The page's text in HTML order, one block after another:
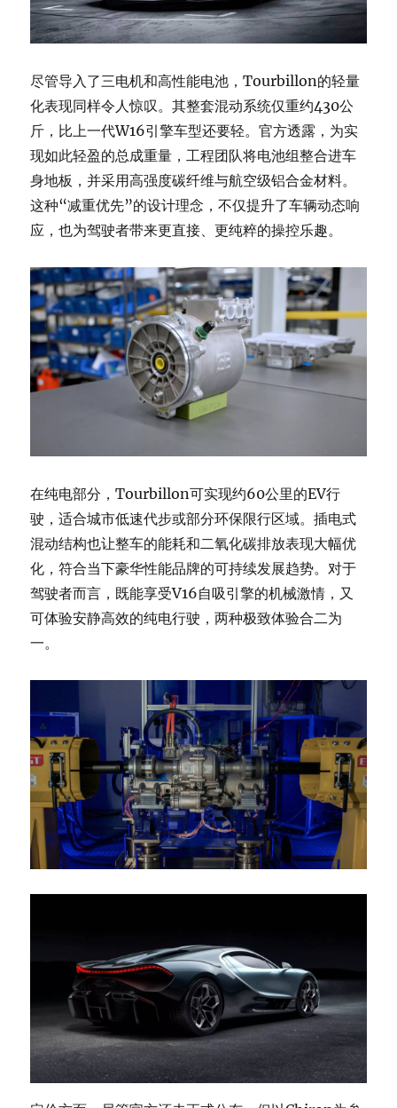
尽管导入了三电机和高性能电池，Tourbillon的轻量
化表现同样令人惊叹。其整套混动系统仅重约430公
斤，比上一代W16引擎车型还要轻。官方透露，为实
现如此轻盈的总成重量，工程团队将电池组整合进车
身地板，并采用高强度碳纤维与航空级铝合金材料。
这种“减重优先”的设计理念，不仅提升了车辆动态响
应，也为驾驶者带来更直接、更纯粹的操控乐趣。
在纯电部分，Tourbillon可实现约60公里的EV行
驶，适合城市低速代步或部分环保限行区域。插电式
混动结构也让整车的能耗和二氧化碳排放表现大幅优
化，符合当下豪华性能品牌的可持续发展趋势。对于
驾驶者而言，既能享受V16自吸引擎的机械激情，又
可体验安静高效的纯电行驶，两种极致体验合二为
一。